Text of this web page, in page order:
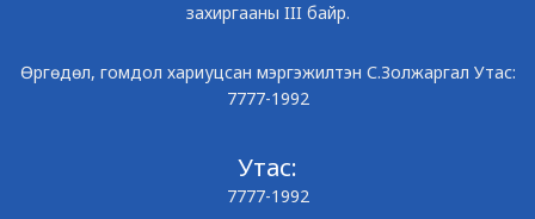
захиргааны III байр.
Өргөдөл, гомдол хариуцсан мэргэжилтэн С.Золжаргал Утас:
7777-1992
Утас:
7777-1992